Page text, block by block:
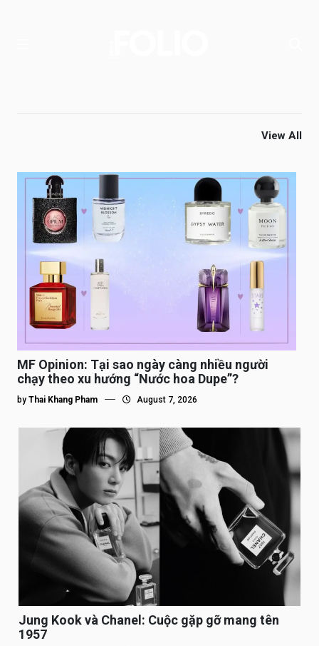
View All
MF Opinion: Tại sao ngày càng nhiều người
chạy theo xu hướng “Nước hoa Dupe”?
by Thai Khang Pham August 7, 2026
Jung Kook và Chanel: Cuộc gặp gỡ mang tên
1957